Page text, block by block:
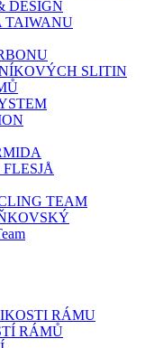
DESIGN
TAIWANU
SLITIN
TEAM
RÁMU
RÁMŮ